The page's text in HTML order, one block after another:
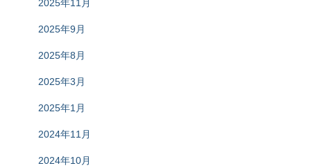
2025年11月
2025年9月
2025年8月
2025年3月
2025年1月
2024年11月
2024年10月